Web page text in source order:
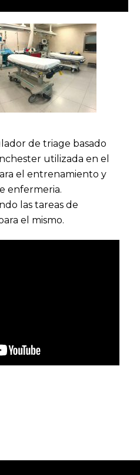
de triage basado
utilizada en el
el entrenamiento y
enfermeria.
las tareas de
el mismo.